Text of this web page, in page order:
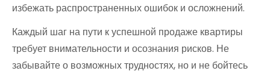
избежать распространенных ошибок и осложнений.
Каждый шаг на пути к успешной продаже квартиры
требует внимательности и осознания рисков. Не
забывайте о возможных трудностях, но и не бойтесь